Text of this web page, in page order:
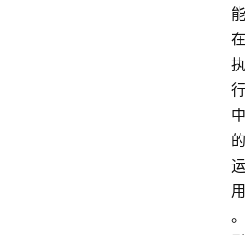
能
在
执
行
中
的
运
用
。